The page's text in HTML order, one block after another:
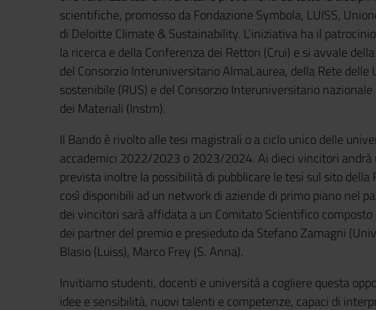
scientifiche, promosso da Fondazione Symbola, LUISS,
di Deloitte Climate & Sustainability. L’iniziativa ha il
la ricerca e della Conferenza dei Rettori (Crui) e si avvale
del Consorzio Interuniversitario AlmaLaurea, della Rete delle
sostenibile (RUS) e del Consorzio Interuniversitario
dei Materiali (Instm).
Il Bando è rivolto alle tesi magistrali o a ciclo unico delle
accademici 2022/2023 o 2023/2024. Ai dieci vincitori andrà
prevista inoltre la possibilità di pubblicare le tesi sul sito della
così disponibili ad un network di aziende di primo piano nel
dei vincitori sarà affidata a un Comitato Scientifico
dei partner del premio e presieduto da Stefano Zamagni
Blasio (Luiss), Marco Frey (S. Anna).
Invitiamo studenti, docenti e università a cogliere questa
idee e sensibilità, nuovi talenti e competenze, capaci di